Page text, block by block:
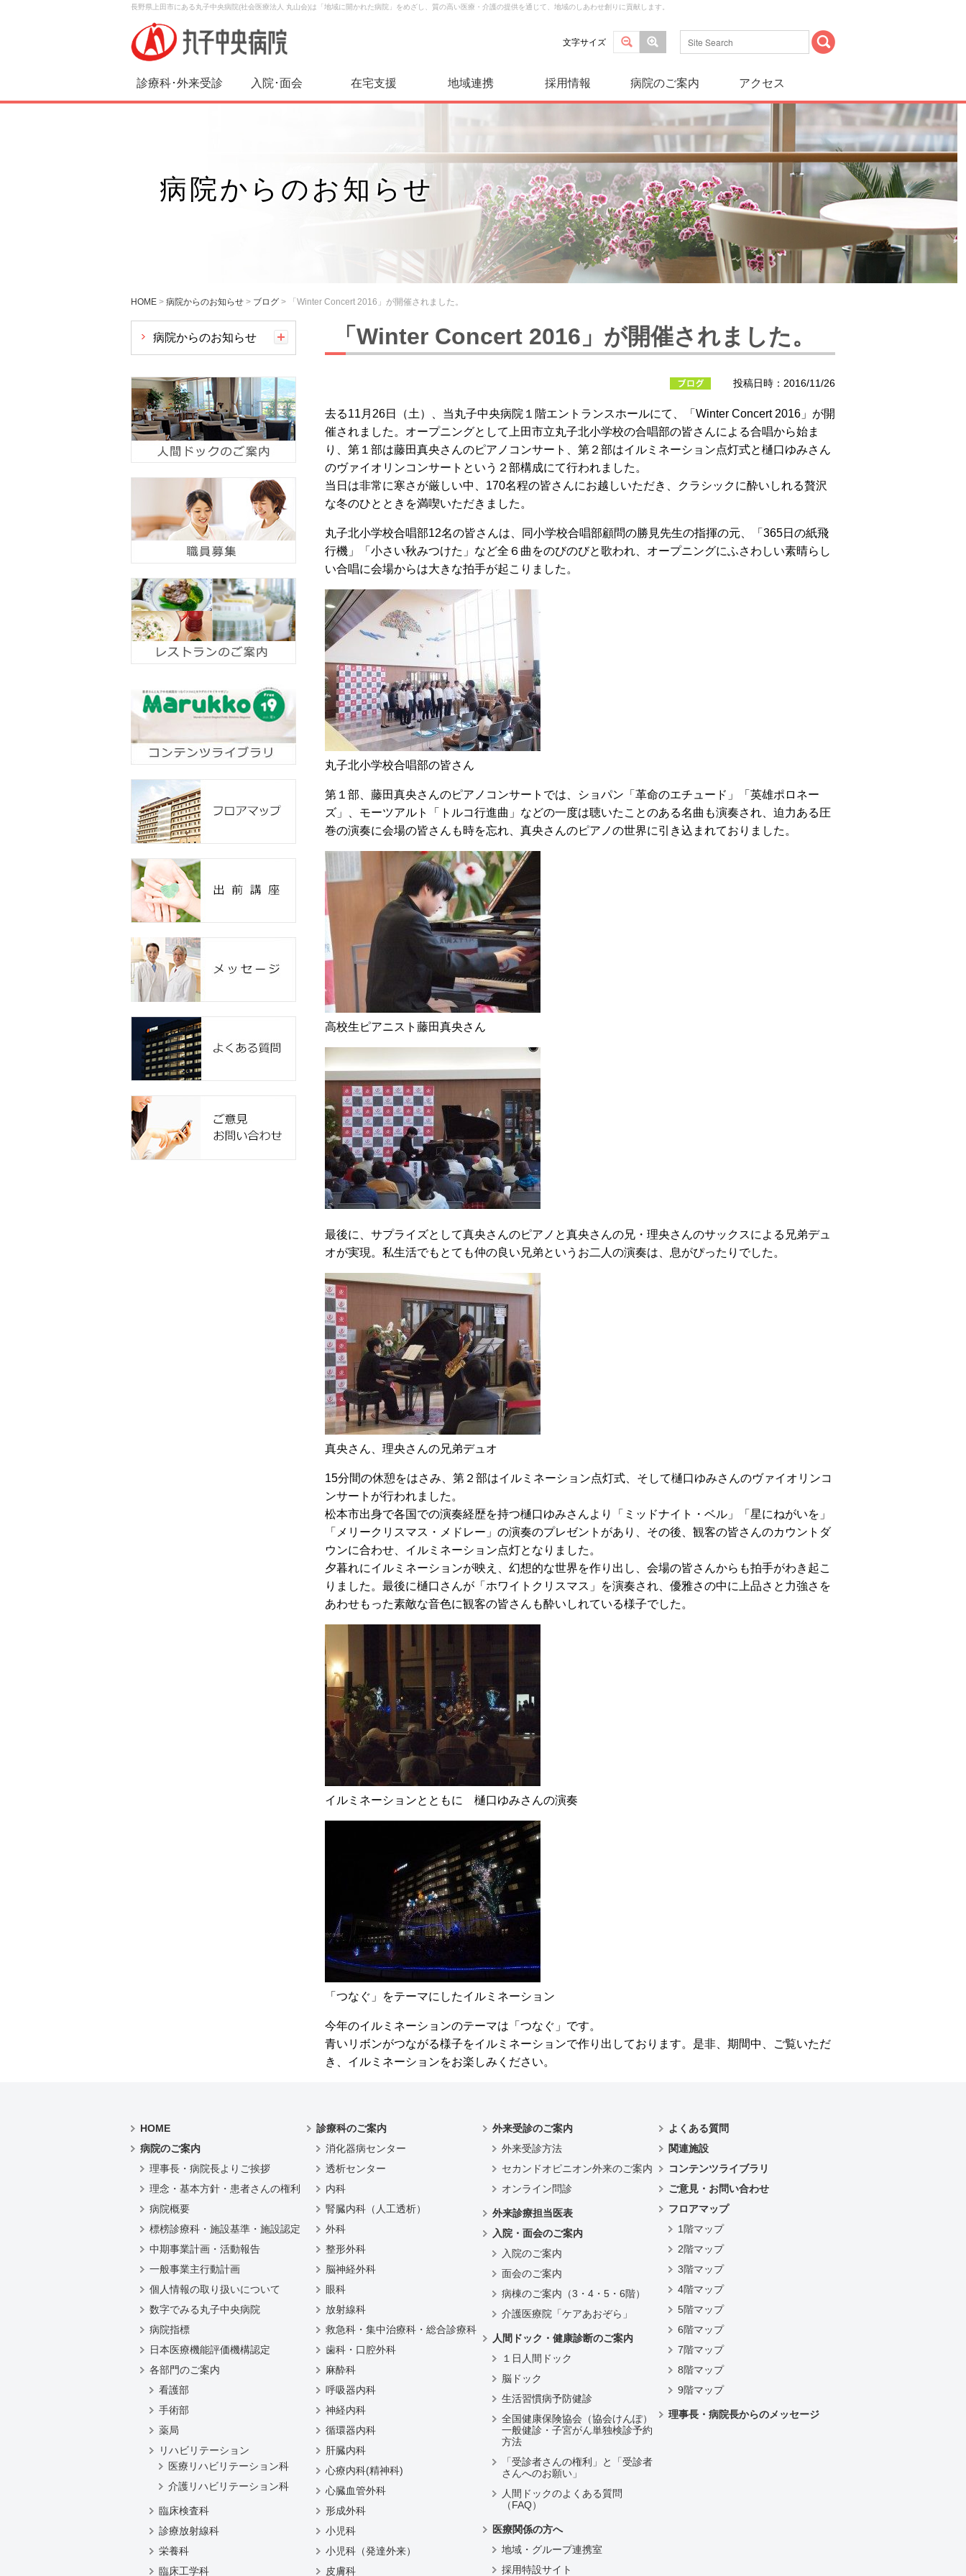
長野県上田市にある丸子中央病院(社会医療法人 丸山会)は「地域に開かれた病院」をめざし、質の高い医療・介護の提供を通じて、地域のしあわせ創りに貢献します。
文字サイズ
診療科･外来受診 入院･面会 在宅支援 地域連携 採用情報 病院のご案内 アクセス
病院からのお知らせ
HOME > 病院からのお知らせ > ブログ > 「Winter Concert 2016」が開催されました。
「Winter Concert 2016」が開催されました。
投稿日時：2016/11/26
去る11月26日（土）、当丸子中央病院１階エントランスホールにて、「Winter Concert 2016」が開
催されました。オープニングとして上田市立丸子北小学校の合唱部の皆さんによる合唱から始ま
り、第１部は藤田真央さんのピアノコンサート、第２部はイルミネーション点灯式と樋口ゆみさん
のヴァイオリンコンサートという２部構成にて行われました。
当日は非常に寒さが厳しい中、170名程の皆さんにお越しいただき、クラシックに酔いしれる贅沢
な冬のひとときを満喫いただきました。
丸子北小学校合唱部12名の皆さんは、同小学校合唱部顧問の勝見先生の指揮の元、「365日の紙飛
行機」「小さい秋みつけた」など全６曲をのびのびと歌われ、オープニングにふさわしい素晴らし
い合唱に会場からは大きな拍手が起こりました。
丸子北小学校合唱部の皆さん
第１部、藤田真央さんのピアノコンサートでは、ショパン「革命のエチュード」「英雄ポロネー
ズ」、モーツアルト「トルコ行進曲」などの一度は聴いたことのある名曲も演奏され、迫力ある圧
巻の演奏に会場の皆さんも時を忘れ、真央さんのピアノの世界に引き込まれておりました。
高校生ピアニスト藤田真央さん
最後に、サプライズとして真央さんのピアノと真央さんの兄・理央さんのサックスによる兄弟デュ
オが実現。私生活でもとても仲の良い兄弟というお二人の演奏は、息がぴったりでした。
真央さん、理央さんの兄弟デュオ
15分間の休憩をはさみ、第２部はイルミネーション点灯式、そして樋口ゆみさんのヴァイオリンコ
ンサートが行われました。
松本市出身で各国での演奏経歴を持つ樋口ゆみさんより「ミッドナイト・ベル」「星にねがいを」
「メリークリスマス・メドレー」の演奏のプレゼントがあり、その後、観客の皆さんのカウントダ
ウンに合わせ、イルミネーション点灯となりました。
夕暮れにイルミネーションが映え、幻想的な世界を作り出し、会場の皆さんからも拍手がわき起こ
りました。最後に樋口さんが「ホワイトクリスマス」を演奏され、優雅さの中に上品さと力強さを
あわせもった素敵な音色に観客の皆さんも酔いしれている様子でした。
イルミネーションとともに 樋口ゆみさんの演奏
「つなぐ」をテーマにしたイルミネーション
今年のイルミネーションのテーマは「つなぐ」です。
青いリボンがつながる様子をイルミネーションで作り出しております。是非、期間中、ご覧いただ
き、イルミネーションをお楽しみください。
病院からのお知らせ
HOME
病院のご案内
理事長・病院長よりご挨拶
理念・基本方針・患者さんの権利
病院概要
標榜診療科・施設基準・施設認定
中期事業計画・活動報告
一般事業主行動計画
個人情報の取り扱いについて
数字でみる丸子中央病院
病院指標
日本医療機能評価機構認定
各部門のご案内
看護部
手術部
薬局
リハビリテーション
医療リハビリテーション科
介護リハビリテーション科
臨床検査科
診療放射線科
栄養科
臨床工学科
診療科のご案内
消化器病センター
透析センター
内科
腎臓内科（人工透析）
外科
整形外科
脳神経外科
眼科
放射線科
救急科・集中治療科・総合診療科
歯科・口腔外科
麻酔科
呼吸器内科
神経内科
循環器内科
肝臓内科
心療内科(精神科)
心臓血管外科
形成外科
小児科
小児科（発達外来）
皮膚科
外来受診のご案内
外来受診方法
セカンドオピニオン外来のご案内
オンライン問診
外来診療担当医表
入院・面会のご案内
入院のご案内
面会のご案内
病棟のご案内（3・4・5・6階）
介護医療院「ケアあおぞら」
人間ドック・健康診断のご案内
１日人間ドック
脳ドック
生活習慣病予防健診
全国健康保険協会（協会けんぽ）
一般健診・子宮がん単独検診予約
方法
「受診者さんの権利」と「受診者
さんへのお願い」
人間ドックのよくある質問
（FAQ）
医療関係の方へ
地域・グループ連携室
採用特設サイト
よくある質問
関連施設
コンテンツライブラリ
ご意見・お問い合わせ
フロアマップ
1階マップ
2階マップ
3階マップ
4階マップ
5階マップ
6階マップ
7階マップ
8階マップ
9階マップ
理事長・病院長からのメッセージ